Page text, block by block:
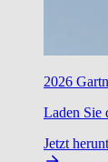
2026
Laden Sie
Jetzt